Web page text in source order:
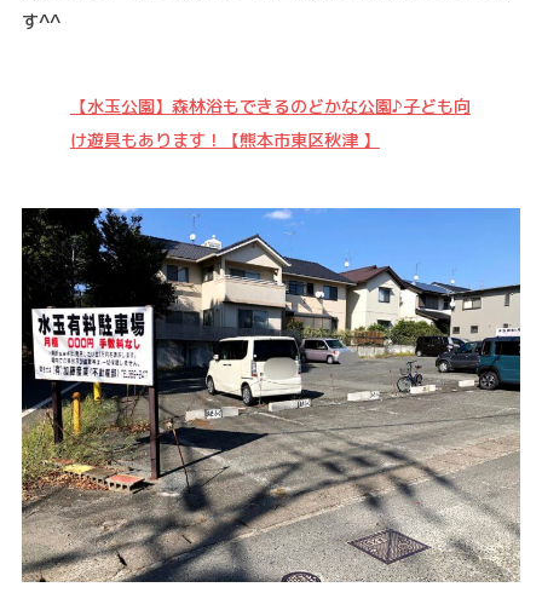
す^^
【水玉公園】森林浴もできるのどかな公園♪子ども向
け遊具もあります！【熊本市東区秋津 】